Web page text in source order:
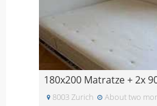
180x200 Matratze + 2x
8003 Zurich About two